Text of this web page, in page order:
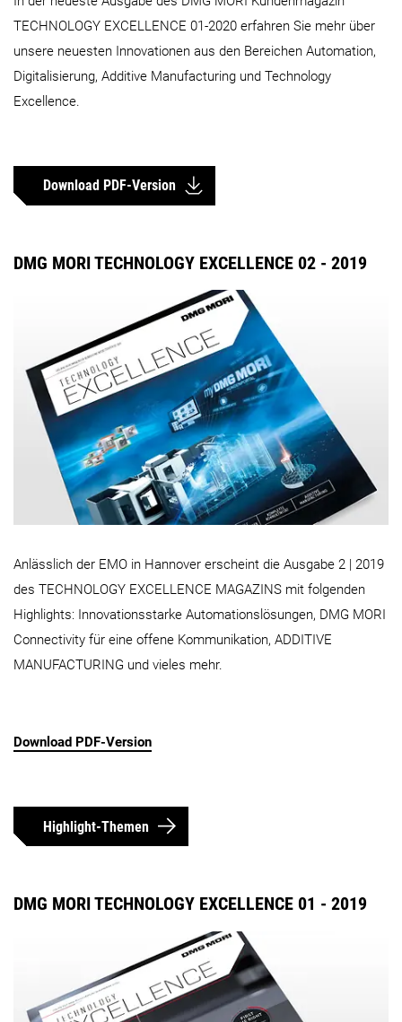
TECHNOLOGY EXCELLENCE 01-2020 erfahren Sie mehr über
unsere neuesten Innovationen aus den Bereichen Automation,
Digitalisierung, Additive Manufacturing und Technology
Excellence.
Download PDF-Version
DMG MORI TECHNOLOGY EXCELLENCE 02 - 2019
Anlässlich der EMO in Hannover erscheint die Ausgabe 2 | 2019
des TECHNOLOGY EXCELLENCE MAGAZINS mit folgenden
Highlights: Innovationsstarke Automationslösungen, DMG MORI
Connectivity für eine offene Kommunikation, ADDITIVE
MANUFACTURING und vieles mehr.
​​​​​​​Download PDF-Version
Highlight-Themen
DMG MORI TECHNOLOGY EXCELLENCE 01 - 2019